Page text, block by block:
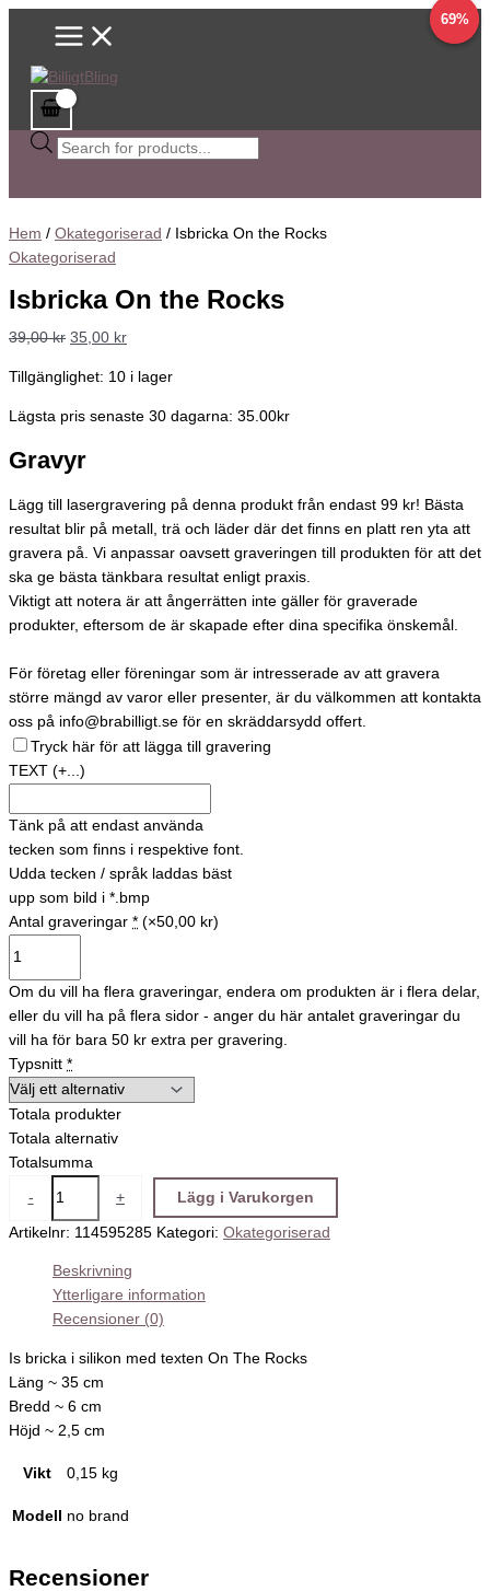
HoppaMain
Sök
efter
Hem / Okategoriserad / Isbricka On the Rocks
Okategoriserad
Isbricka On the Rocks
39,00kr
Det
ursprungliga
var:
39,00 kr.
35,00 kr
Det
Tillgänglighet: 10 i lager
Lägsta pris senaste 30 dagarna: 35.00kr
Gravyr
Lägg till lasergravering på denna produkt från endast 99 kr! Bästa
resultat blir på metall, trä och läder där det finns en platt ren yta att
gravera på. Vi anpassar oavsett graveringen till produkten för att det
ska ge bästa tänkbara resultat enligt praxis.
Viktigt att notera är att ångerrätten inte gäller för graverade
produkter, eftersom de är skapade efter dina specifika önskemål.
För företag eller föreningar som är intresserade av att gravera
större mängd av varor eller presenter, är du välkommen att kontakta
oss på info@brabilligt.se för en skräddarsydd offert.
Tryck här för att lägga till gravering
TEXT (+...)
Tänk på att endast använda
tecken som finns i respektive font.
Udda tecken / språk laddas bäst
upp som bild i *.bmp
Antal graveringar * (×50,00 kr)
Om du vill ha flera graveringar, endera om produkten är i flera delar,
eller du vill ha på flera sidor - anger du här antalet graveringar du
vill ha för bara 50 kr extra per gravering.
Typsnitt *
Totala produkter
Totala alternativ
Totalsumma
-
Isbricka
Rocks
mängd
+ Lägg i Varukorgen
Artikelnr: 114595285 Kategori: Okategoriserad
Beskrivning
Ytterligare information
Recensioner (0)
Is bricka i silikon med texten On The Rocks
Läng ~ 35 cm
Bredd ~ 6 cm
Höjd ~ 2,5 cm
Vikt 0,15 kg
Modell no brand
Recensioner
60%
Det
var:
Det
69%
Det
Det